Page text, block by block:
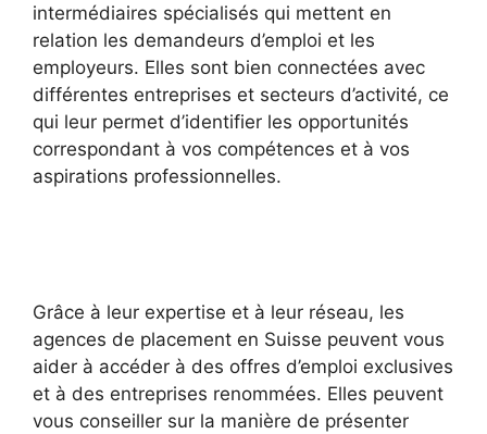
intermédiaires spécialisés qui mettent en
relation les demandeurs d’emploi et les
employeurs. Elles sont bien connectées avec
différentes entreprises et secteurs d’activité, ce
qui leur permet d’identifier les opportunités
correspondant à vos compétences et à vos
aspirations professionnelles.
Grâce à leur expertise et à leur réseau, les
agences de placement en Suisse peuvent vous
aider à accéder à des offres d’emploi exclusives
et à des entreprises renommées. Elles peuvent
vous conseiller sur la manière de présenter